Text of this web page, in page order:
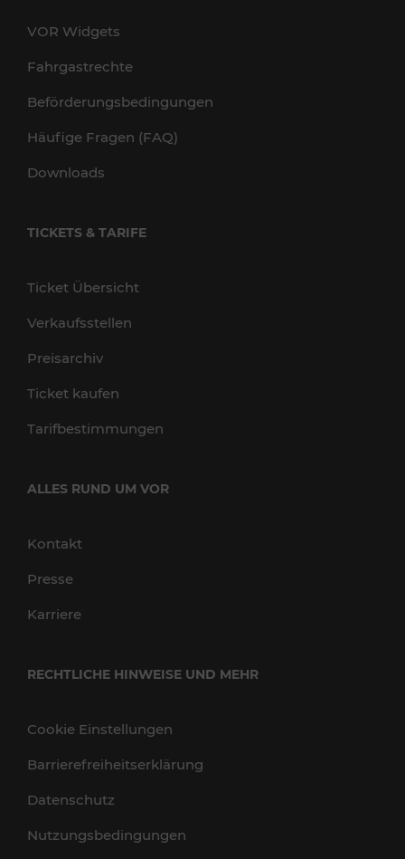
VOR Widgets
Fahrgastrechte
Beförderungsbedingungen
Häufige Fragen (FAQ)
Downloads
TICKETS & TARIFE
Ticket Übersicht
Verkaufsstellen
Preisarchiv
Ticket kaufen
Tarifbestimmungen
ALLES RUND UM VOR
Kontakt
Presse
Karriere
RECHTLICHE HINWEISE UND MEHR
Cookie Einstellungen
Barrierefreiheitserklärung
Datenschutz
Nutzungsbedingungen